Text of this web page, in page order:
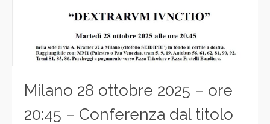
Milano 28 ottobre 2025 – ore
20:45 – Conferenza dal titolo